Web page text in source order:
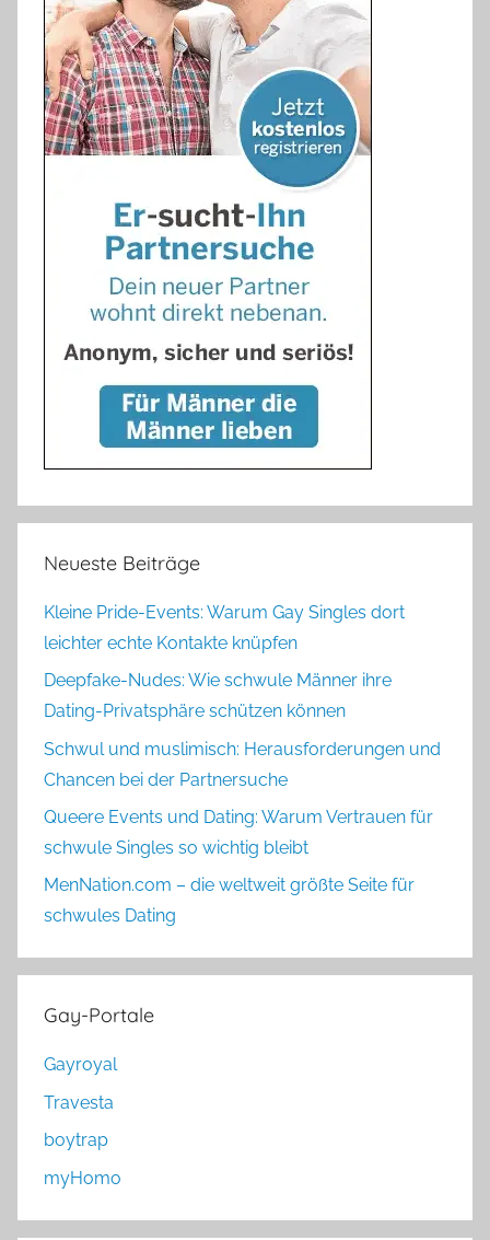
Neueste Beiträge
Kleine Pride-Events: Warum Gay Singles dort
leichter echte Kontakte knüpfen
Deepfake-Nudes: Wie schwule Männer ihre
Dating-Privatsphäre schützen können
Schwul und muslimisch: Herausforderungen und
Chancen bei der Partnersuche
Queere Events und Dating: Warum Vertrauen für
schwule Singles so wichtig bleibt
MenNation.com – die weltweit größte Seite für
schwules Dating
Gay-Portale
Gayroyal
Travesta
boytrap
myHomo